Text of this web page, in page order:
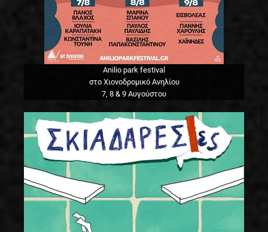
Anilio park festival
στο Χιονοδρομικό Ανηλίου
7, 8 & 9 Αυγούστου